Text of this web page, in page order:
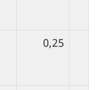
0,25